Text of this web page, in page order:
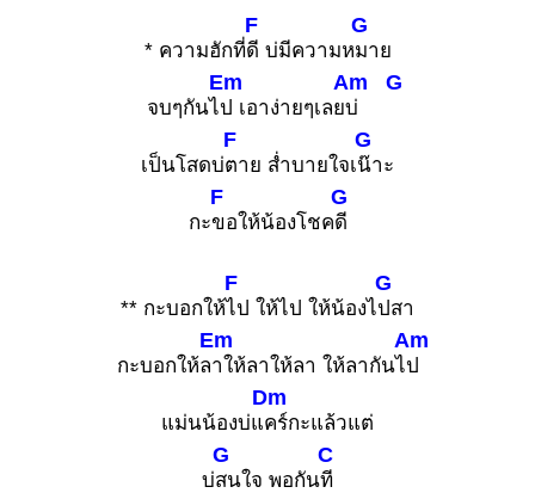
* ความฮักที่
F
ดี บ่มีความห
G
มาย
จบๆกันไ
Em
ป เอาง่ายๆเลย
Am
บ่
G
เป็นโสดบ่
F
ตาย ส่ำบายใจเ
G
น๊าะ
กะ
F
ขอให้น้องโชค
G
ดี
** กะบอกให้
F
ไป ให้ไป ให้น้องไ
G
ปสา
กะบอกให้ล
Em
าให้ลาให้ลา ให้ลากันไ
Am
ป
แม่นน้องบ่แ
Dm
คร์กะแล้วแต่
บ่
G
สนใจ พอกัน
C
ที